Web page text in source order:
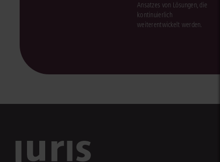
Ansatzes von Lösungen, die
kontinuierlich
weiterentwickelt werden.